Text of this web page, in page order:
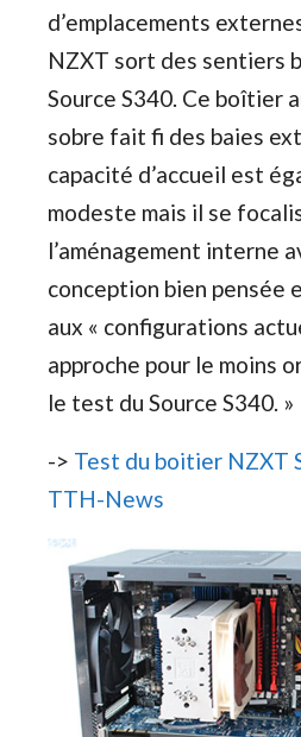
d’emplacements
NZXT sort des sentiers
Source S340. Ce boîtier
sobre fait fi des baies
capacité d’accueil est
modeste mais il se
l’aménagement interne
conception bien pensée
aux « configurations
approche pour le moins
le test du Source S340. »
-> Test du boitier NZXT
TTH-News